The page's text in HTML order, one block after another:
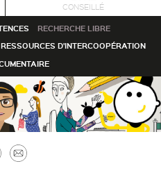
CONSEILLÉ
RECHERCHE LIBRE
RESSOURCES D'INTERCOOPÉRATION
Imprimer